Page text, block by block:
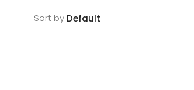
Sort by